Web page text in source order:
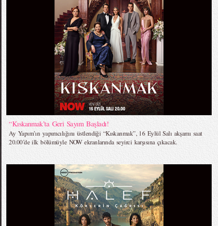
“Kıskanmak’ta Geri Sayım Başladı!
Ay Yapım’ın yapımcılığını üstlendiği “Kıskanmak”, 16 Eylül Salı akşamı saat
20.00’de ilk bölümüyle NOW ekranlarında seyirci karşısına çıkacak.